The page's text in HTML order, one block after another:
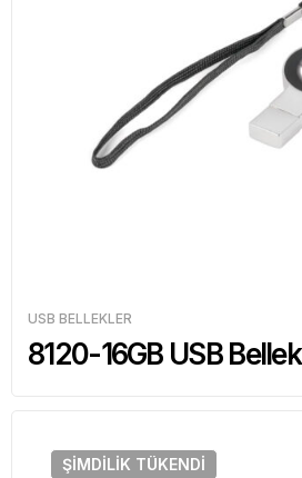
USB BELLEKLER
8120-16GB USB Bellek
ŞIMDILIK TÜKENDI